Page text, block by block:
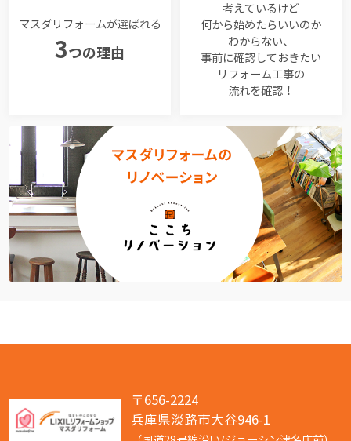
マスダリフォームが選ばれる
3つの理由
考えているけど
何から始めたらいいのか
わからない、
事前に確認しておきたい
リフォーム工事の
流れを確認！
〒656-2224
兵庫県淡路市大谷946-1